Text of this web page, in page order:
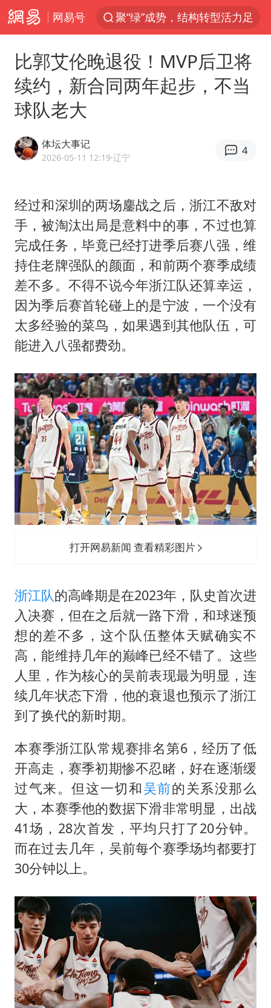
网易号
聚“绿”成势，结构转型活力足
金饰克价大幅跳涨
郑国霖回应去景区上班被保安拦下
空调发明出来竟然不是为了给人降温
曝侯明昊违反交规被约谈
“梅姨”准确年龄仍未知
《歌手》歌王之战帮唱嘉宾官宣
南昌一规划馆现“阴间座椅”字样
韩国每3辆新上牌电车就有1辆来自中国
41岁女子为鼓励女儿考上985研究生
李嫣近照曝光
中国经济展现强大韧性和活力
比郭艾伦晚退役！MVP后卫将
续约，新合同两年起步，不当
球队老大
体坛大事记
2026-05-11 12:19·辽宁
4
经过和深圳的两场鏖战之后，浙江不敌对
手，被淘汰出局是意料中的事，不过也算
完成任务，毕竟已经打进季后赛八强，维
持住老牌强队的颜面，和前两个赛季成绩
差不多。不得不说今年浙江队还算幸运，
因为季后赛首轮碰上的是宁波，一个没有
太多经验的菜鸟，如果遇到其他队伍，可
能进入八强都费劲。
打开网易新闻 查看精彩图片
浙江队的高峰期是在2023年，队史首次进
入决赛，但在之后就一路下滑，和球迷预
想的差不多，这个队伍整体天赋确实不
高，能维持几年的巅峰已经不错了。这些
人里，作为核心的吴前表现最为明显，连
续几年状态下滑，他的衰退也预示了浙江
到了换代的新时期。
本赛季浙江队常规赛排名第6，经历了低
开高走，赛季初期惨不忍睹，好在逐渐缓
过气来。但这一切和吴前的关系没那么
大，本赛季他的数据下滑非常明显，出战
41场，28次首发，平均只打了20分钟。
而在过去几年，吴前每个赛季场均都要打
30分钟以上。